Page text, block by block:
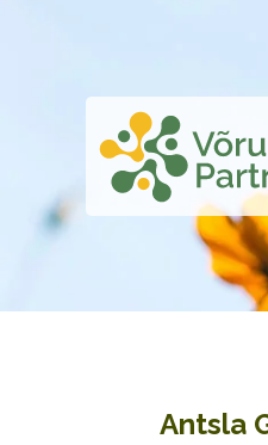
Antsla